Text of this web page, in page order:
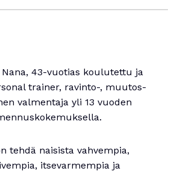
Nana, 43-vuotias koulutettu ja
trainer, ravinto-, muutos-
valmentaja yli 13 vuoden
tehdä naisista vahvempia,
itsevarmempia ja